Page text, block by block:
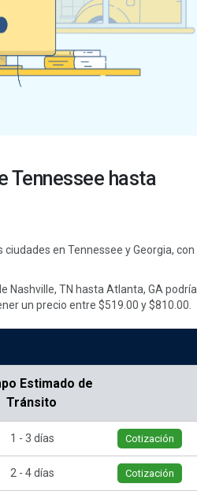
Tennessee hasta
en Tennessee y Georgia, con
Nashville, TN hasta Atlanta, GA podría
un precio entre $519.00 y $810.00.
Estimado de
Tránsito
1 - 3 días Cotización
2 - 4 días Cotización